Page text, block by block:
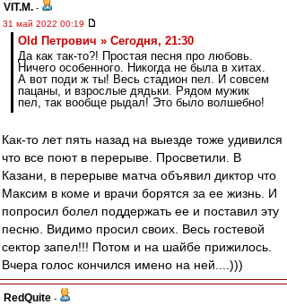
VIT.M. -
31 май 2022 00:19
Old Петрович » Сегодня, 21:30
Да как так-то?! Простая песня про любовь.
Ничего особенного. Никогда не была в хитах.
А вот поди ж ты! Весь стадион пел. И совсем
пацаны, и взрослые дядьки. Рядом мужик
пел, так вообще рыдал! Это было волшебно!
Как-то лет пять назад на выезде тоже удивился
что все поют в перерыве. Просветили. В
Казани, в перерыве матча объявил диктор что
Максим в коме и врачи борятся за ее жизнь. И
попросил болел поддержать ее и поставил эту
песню. Видимо просил своих. Весь гостевой
сектор запел!!! Потом и на шайбе прижилось.
Вчера голос кончился имено на ней....)))
RedQuite -